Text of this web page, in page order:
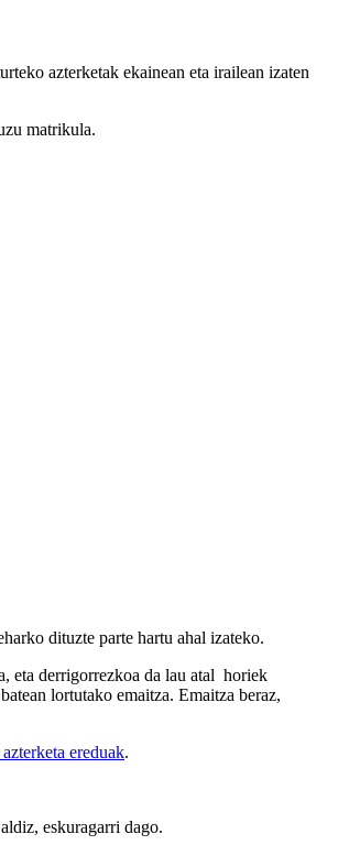
azterketak ekainean eta irailean izaten
matrikula.
dituzte parte hartu ahal izateko.
eta derrigorrezkoa da lau atal horiek
lortutako emaitza. Emaitza beraz,
ereduak.
eskuragarri dago.